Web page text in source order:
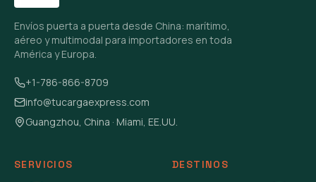
Envíos puerta a puerta desde China: marítimo,
aéreo y multimodal para importadores en toda
América y Europa.
+1-786-866-8709
info@tucargaexpress.com
Guangzhou, China · Miami, EE.UU.
SERVICIOS DESTINOS